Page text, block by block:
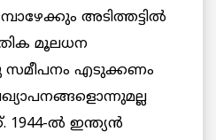
അടിത്തട്ടില്‍
മൂലധന
എടുക്കണം
1944-ല്‍ ഇന്ത്യന്‍